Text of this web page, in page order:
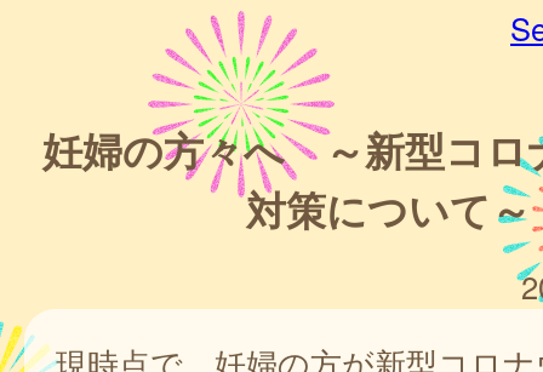
妊婦の方々へ ～新型コロ
対策について～
現時点で、妊婦の方が新型コロ